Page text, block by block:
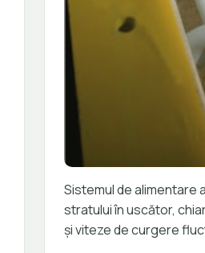
Sistemul de alimentare
stratului în uscător,
și viteze de curgere